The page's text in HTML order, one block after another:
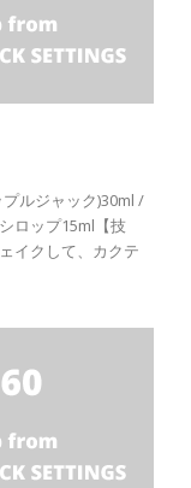
プルジャック)30ml /
ロップ15ml【技
イクして、カクテ